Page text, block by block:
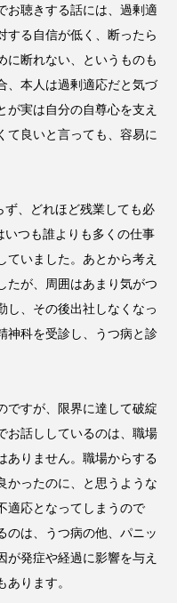
お聴きする話には、過剰適
する自信が低く、断ったら
に断れない、というものも
、本人は過剰適応だと気づ
が実は自分の自尊心を支え
て良いと言っても、容易に
、どれほど残業しても必
つも誰よりも多くの仕事
ていました。あとから考え
たが、周囲はあまり気がつ
し、その後出社しなくなっ
神科を受診し、うつ病と診
ですが、限界に達して破綻
お話ししているのは、職場
ありません。職場からする
かったのに、と思うような
適応となってしまうので
のは、うつ病の他、パニッ
が発症や経過に影響を与え
ります。